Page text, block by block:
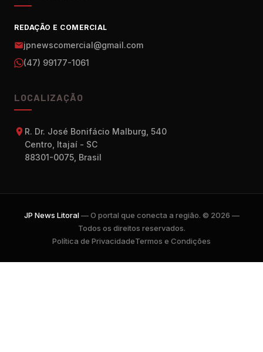
REDAÇÃO E COMERCIAL
jpnewscomercial@gmail.com
(47) 99177-1061
LOCALIZAÇÃO
R. Dr. José Bonifácio Malburg, 540
Centro, Itajaí - SC
88301-0075, Brasil
JP News Litoral— O portal que conecta a região. © 2026 —
Todos os direitos reservados.
Política de PrivacidadeTermos e Condições